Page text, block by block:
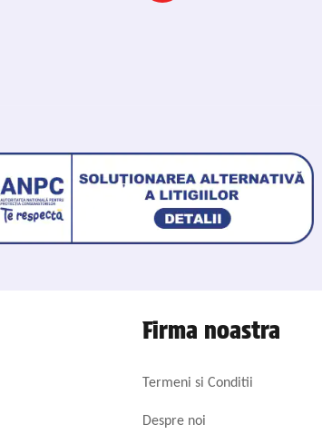
Firma noastra
Termeni si Conditii
Despre noi